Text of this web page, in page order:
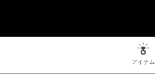
アイテム